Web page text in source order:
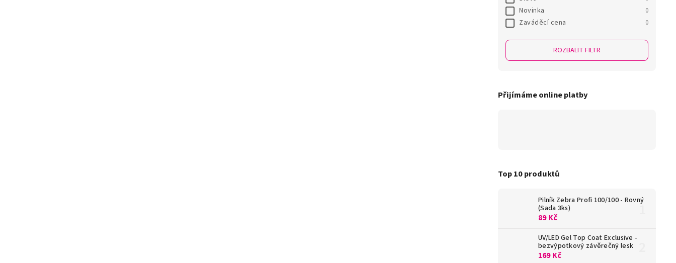
Novinka 0
Zaváděcí cena 0
ROZBALIT FILTR
Přijímáme online platby
Top 10 produktů
Pilník Zebra Profi 100/100 - Rovný
(Sada 3ks)
89 Kč
UV/LED Gel Top Coat Exclusive -
bezvýpotkový závěrečný lesk
169 Kč